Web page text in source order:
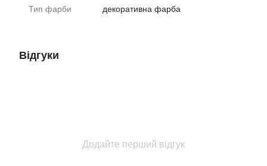
Тип фарби декоративна фарба
Відгуки
Додайте перший відгук